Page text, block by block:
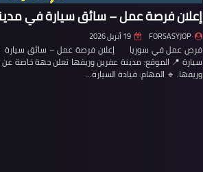
إعلان فرصة عمل – سائق سيارة في
FORSASYJOP 19 أبريل 2026
فرص عمل في سوريا إعلان فرصة عمل – سائق سيارة
سيارة 📍 الموقع: مدينة عفرين وريفها تعلن جهة خاصة
وريفها. 🔹 المهام: قيادة السيارة…